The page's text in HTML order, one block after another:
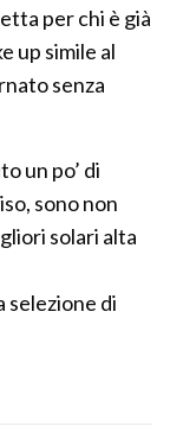
per chi è già
up simile al
senza
un po’ di
sono non
solari alta
selezione di